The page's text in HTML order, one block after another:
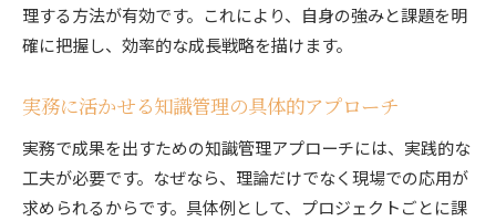
理する方法が有効です。これにより、自身の強みと課題を明
確に把握し、効率的な成長戦略を描けます。
実務に活かせる知識管理の具体的アプローチ
実務で成果を出すための知識管理アプローチには、実践的な
工夫が必要です。なぜなら、理論だけでなく現場での応用が
求められるからです。具体例として、プロジェクトごとに課